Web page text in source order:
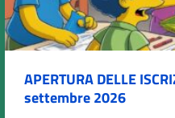
APERTURA DELLE
settembre 2026